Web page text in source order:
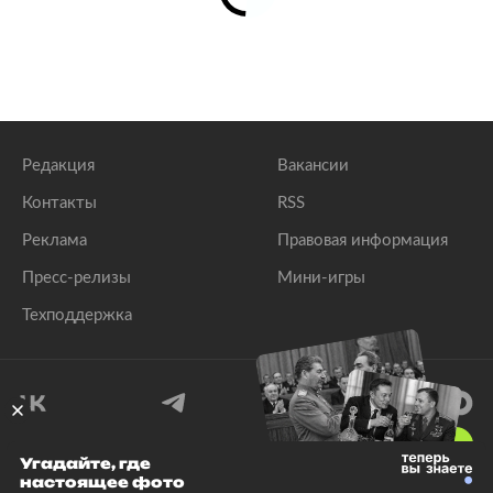
Редакция
Контакты
Реклама
Пресс-релизы
Техподдержка
Вакансии
RSS
Правовая информация
Мини-игры
© 1999–2026 Все права защищены.
Угадайте, где
настоящее фото